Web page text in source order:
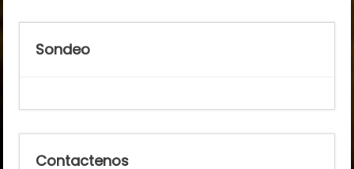
Sondeo
Contactenos